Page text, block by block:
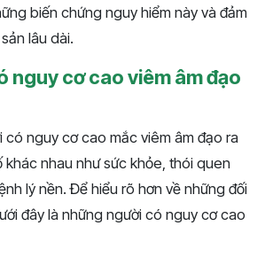
biến chứng nguy hiểm này và đảm
lâu dài.
nguy cơ cao viêm âm đạo
có nguy cơ cao mắc viêm âm đạo ra
khác nhau như sức khỏe, thói quen
lý nền. Để hiểu rõ hơn về những đối
đây là những người có nguy cơ cao